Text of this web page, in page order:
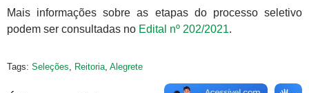
Mais informações sobre as etapas do processo seletivo
podem ser consultadas no Edital nº 202/2021.
Tags: Seleções, Reitoria, Alegrete